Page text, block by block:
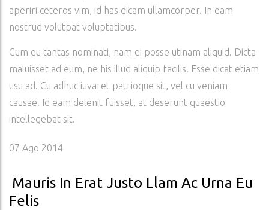
aperiri ceteros vim, id has dicam ullamcorper. In eam
nostrud volutpat voluptatibus.
Cum eu tantas nominati, nam ei posse utinam aliquid. Dicta
maluisset ad eum, ne his illud aliquip facilis. Esse dicat etiam
usu ad. Cu adhuc iuvaret patrioque sit, vel cu veniam
causae. Id eam delenit fuisset, at deserunt quaestio
intellegebat sit.
07 Ago 2014
Mauris In Erat Justo Llam Ac Urna Eu
Felis